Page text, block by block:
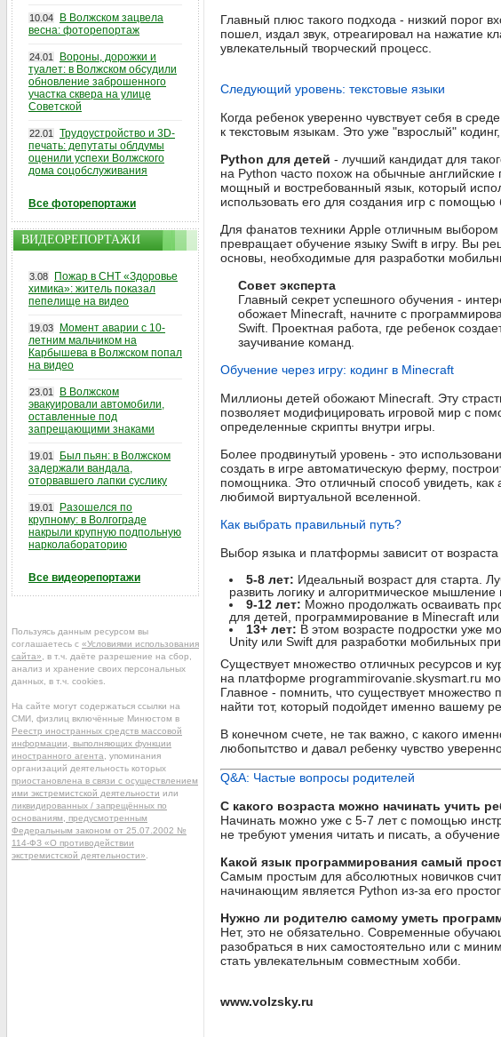
Главный плюс такого подхода - низкий порог
пошел, издал звук, отреагировал на нажатие
увлекательный творческий процесс.
Следующий уровень: текстовые языки
Когда ребенок уверенно чувствует себя в
к текстовым языкам. Это уже "взрослый"
Python для детей - лучший кандидат для
на Python часто похож на обычные
мощный и востребованный язык, который
использовать его для создания игр с
Для фанатов техники Apple отличным выбором
превращает обучение языку Swift в игру. Вы
основы, необходимые для разработки
Совет эксперта
Главный секрет успешного обучения -
обожает Minecraft, начните с
Swift. Проектная работа, где ребенок
заучивание команд.
Обучение через игру: кодинг в Minecraft
Миллионы детей обожают Minecraft. Эту
позволяет модифицировать игровой мир с
определенные скрипты внутри игры.
Более продвинутый уровень - это
создать в игре автоматическую ферму,
помощника. Это отличный способ увидеть,
любимой виртуальной вселенной.
Как выбрать правильный путь?
Выбор языка и платформы зависит от возраста
5-8 лет: Идеальный возраст для старта.
развить логику и алгоритмическое
9-12 лет: Можно продолжать осваивать
для детей, программирование в Minecraft
13+ лет: В этом возрасте подростки уже
Unity или Swift для разработки мобильных
Существует множество отличных ресурсов и
на платформе programmirovanie.skysmart.ru
Главное - помнить, что существует множество
найти тот, который подойдет именно вашему
В конечном счете, не так важно, с какого
любопытство и давал ребенку чувство
Q&A: Частые вопросы родителей
С какого возраста можно начинать учить
Начинать можно уже с 5-7 лет с помощью
не требуют умения читать и писать, а
Какой язык программирования самый
Самым простым для абсолютных новичков
начинающим является Python из-за его
Нужно ли родителю самому уметь
Нет, это не обязательно. Современные
разобраться в них самостоятельно или с
стать увлекательным совместным хобби.
www.volzsky.ru
10.04
В Волжском зацвела
весна: фоторепортаж
24.01
Вороны, дорожки и
туалет: в Волжском обсудили
обновление заброшенного
участка сквера на улице
Советской
22.01
Трудоустройство и 3D-
печать: депутаты облдумы
оценили успехи Волжского
дома соцобслуживания
Все фоторепортажи
ВИДЕОРЕПОРТАЖИ
3.08
Пожар в СНТ «Здоровье
химика»: житель показал
пепелище на видео
19.03
Момент аварии с 10-
летним мальчиком на
Карбышева в Волжском попал
на видео
23.01
В Волжском
эвакуировали автомобили,
оставленные под
запрещающими знаками
19.01
Был пьян: в Волжском
задержали вандала,
оторвавшего лапки суслику
19.01
Разошелся по
крупному: в Волгограде
накрыли крупную подпольную
нарколабораторию
Все видеорепортажи
Пользуясь данным ресурсом вы
соглашаетесь с «Условиями использования
сайта» , в т.ч. даёте разрешение на сбор,
анализ и хранение своих персональных
данных, в т.ч. cookies.
На сайте могут содержаться ссылки на
СМИ, физлиц включённые Минюстом в
Реестр иностранных средств массовой
информации, выполняющих функции
иностранного агента , упоминания
организаций деятельность которых
приостановлена в связи с осуществлением
ими экстремистской деятельности или
ликвидированных / запрещённых по
основаниям, предусмотренным
Федеральным законом от 25.07.2002 №
114-ФЗ «О противодействии
экстремистской деятельности»